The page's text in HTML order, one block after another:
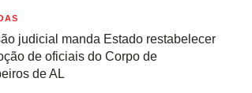
judicial manda Estado restabelecer
de oficiais do Corpo de
de AL